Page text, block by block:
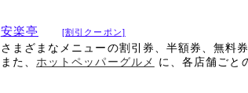
安楽亭 [割引クーポン]
さまざまなメニューの割引券、半額券、無料券
また、ホットペッパーグルメ に、各店舗ごと